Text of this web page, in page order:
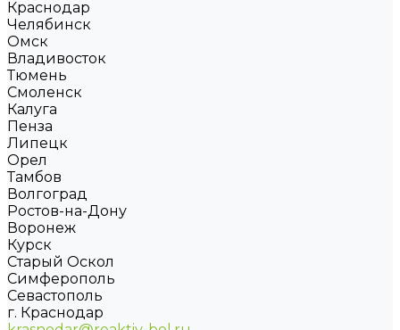
Краснодар
Челябинск
Омск
Владивосток
Тюмень
Смоленск
Калуга
Пенза
Липецк
Орел
Тамбов
Волгоград
Ростов-на-Дону
Воронеж
Курск
Старый Оскол
Симферополь
Севастополь
г. Краснодар